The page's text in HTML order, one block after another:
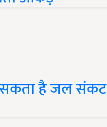
है जल संकट,